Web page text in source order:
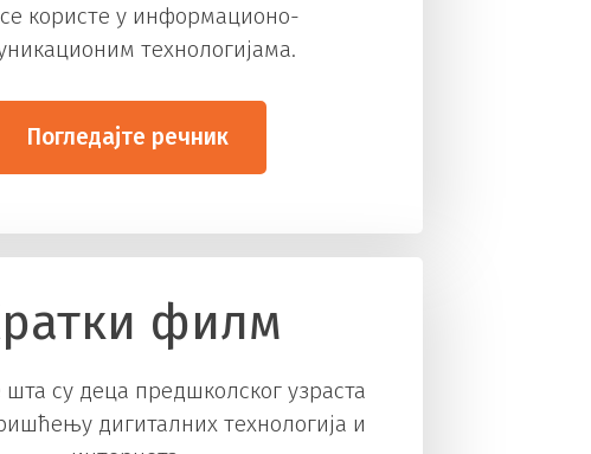
се користе у информационо-
технологијама.
Погледајте речник
филм
шта су деца предшколског узраста
дигиталних технологија и